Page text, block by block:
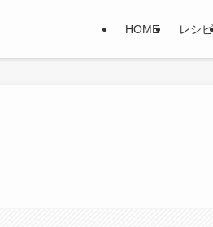
HOME レシピ